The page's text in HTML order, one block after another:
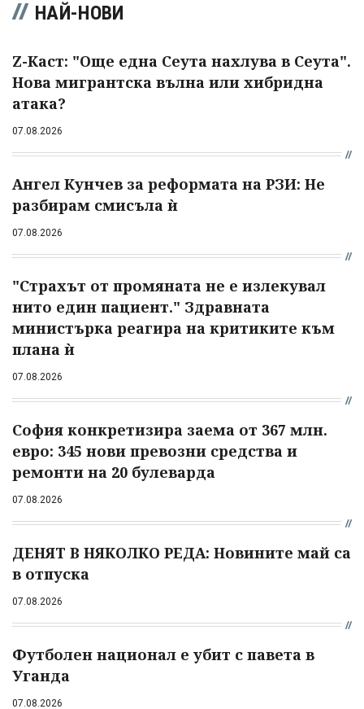
НАЙ-НОВИ
Z-Каст: "Още една Сеута нахлува в Сеута".
Нова мигрантска вълна или хибридна
атака?
07.08.2026
Ангел Кунчев за реформата на РЗИ: Не
разбирам смисъла ѝ
07.08.2026
"Страхът от промяната не е излекувал
нито един пациент." Здравната
министърка реагира на критиките към
плана ѝ
07.08.2026
София конкретизира заема от 367 млн.
евро: 345 нови превозни средства и
ремонти на 20 булеварда
07.08.2026
ДЕНЯТ В НЯКОЛКО РЕДА: Новините май са
в отпуска
07.08.2026
Футболен национал е убит с павета в
Уганда
07.08.2026